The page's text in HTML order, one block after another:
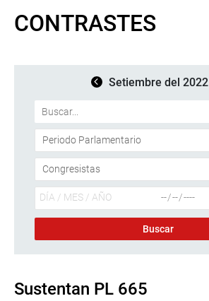
CONTRASTES
Setiembre del 2022
Sustentan PL 665